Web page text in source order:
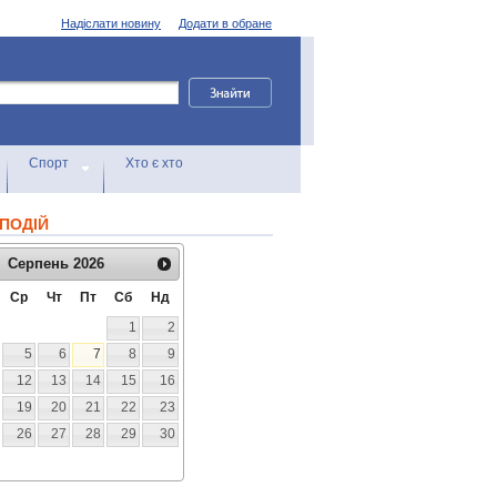
Додати в обране
Надіслати новину
Спорт Хто є хто
Серпень 2026
Ср Чт Пт Сб
Нд
1
2
5 6 7 8
9
12 13 14 15
16
19 20 21 22
23
26 27 28 29
30